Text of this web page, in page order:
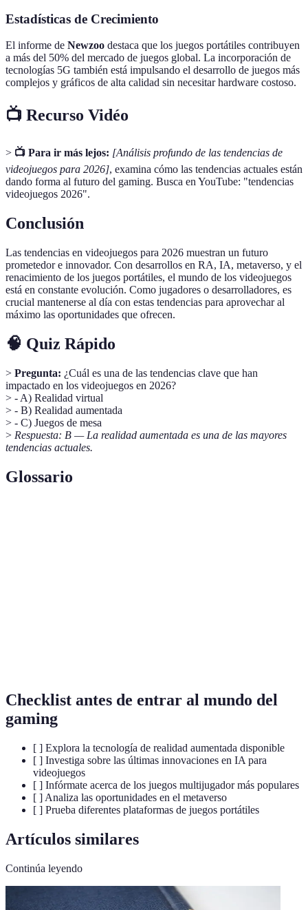
Estadísticas de Crecimiento
El informe de Newzoo destaca que los juegos portátiles contribuyen
a más del 50% del mercado de juegos global. La incorporación de
tecnologías 5G también está impulsando el desarrollo de juegos más
complejos y gráficos de alta calidad sin necesitar hardware costoso.
📺 Recurso Vidéo
> 📺 Para ir más lejos: [Análisis profundo de las tendencias de
videojuegos para 2026], examina cómo las tendencias actuales están
dando forma al futuro del gaming. Busca en YouTube: "tendencias
videojuegos 2026".
Conclusión
Las tendencias en videojuegos para 2026 muestran un futuro
prometedor e innovador. Con desarrollos en RA, IA, metaverso, y el
renacimiento de los juegos portátiles, el mundo de los videojuegos
está en constante evolución. Como jugadores o desarrolladores, es
crucial mantenerse al día con estas tendencias para aprovechar al
máximo las oportunidades que ofrecen.
🧠 Quiz Rápido
> Pregunta: ¿Cuál es una de las tendencias clave que han
impactado en los videojuegos en 2026?
> - A) Realidad virtual
> - B) Realidad aumentada
> - C) Juegos de mesa
> Respuesta: B — La realidad aumentada es una de las mayores
tendencias actuales.
Glossario
Checklist antes de entrar al mundo del
gaming
[ ] Explora la tecnología de realidad aumentada disponible
[ ] Investiga sobre las últimas innovaciones en IA para
videojuegos
[ ] Infórmate acerca de los juegos multijugador más populares
[ ] Analiza las oportunidades en el metaverso
[ ] Prueba diferentes plataformas de juegos portátiles
Artículos similares
Continúa leyendo